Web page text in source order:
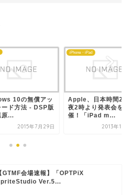
10の無償アッ
ード方法 - DSP版
原...
2015年7月29日
iPhone・iPad
Apple、日本時間22
夜2時より発表会を
催！「iPad m...
2013年10
【GTMF会場速報】「OPTPiX
Ver.5...